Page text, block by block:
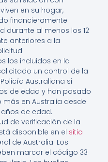
en su hogar,
financieramente
durante al menos los 12
anteriores a la
los incluidos en la
un control de la
Australiana si
de edad y han pasado
más en Australia desde
de edad.
de verificación de la
disponible en el sitio
de Australia. Los
marcar el código 33